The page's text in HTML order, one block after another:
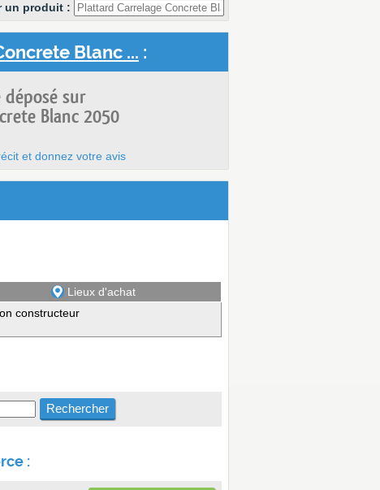
un produit :
Blanc ... :
déposé sur
Blanc 2050
et donnez votre avis
Lieux d'achat
constructeur
: